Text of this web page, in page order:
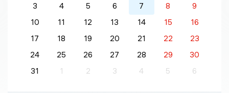
3
4 5 6 7 8
9
10
11 12 13 14 15
16
17
18 19 20 21 22
23
24
25 26 27 28 29
30
31
1 2 3 4 5 6